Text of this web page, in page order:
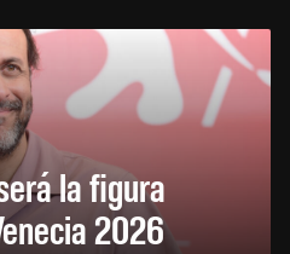
la figura
2026